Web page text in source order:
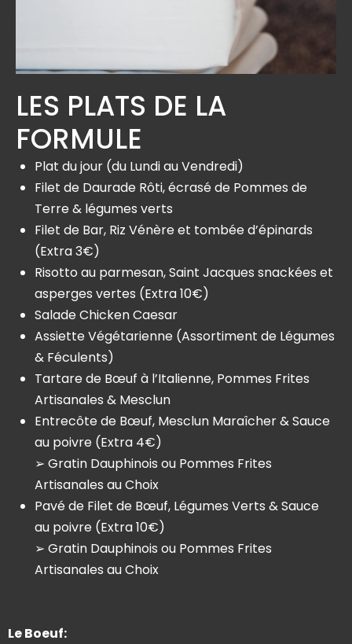
LES PLATS DE LA
FORMULE
Plat du jour (du Lundi au Vendredi)
Filet de Daurade Rôti, écrasé de Pommes de
Terre & légumes verts
Filet de Bar, Riz Vénère et tombée d’épinards
(Extra 3€)
Risotto au parmesan, Saint Jacques snackées et
asperges vertes (Extra 10€)
Salade Chicken Caesar
Assiette Végétarienne (Assortiment de Légumes
& Féculents)
Tartare de Bœuf à l’Italienne, Pommes Frites
Artisanales & Mesclun
Entrecôte de Bœuf, Mesclun Maraîcher & Sauce
au poivre (Extra 4€)
➢ Gratin Dauphinois ou Pommes Frites
Artisanales au Choix
Pavé de Filet de Bœuf, Légumes Verts & Sauce
au poivre (Extra 10€)
➢ Gratin Dauphinois ou Pommes Frites
Artisanales au Choix
Le Boeuf: